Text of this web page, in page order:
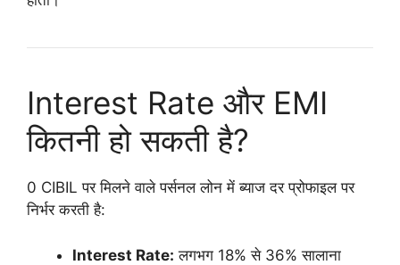
Interest Rate और EMI
कितनी हो सकती है?
0 CIBIL पर मिलने वाले पर्सनल लोन में ब्याज दर प्रोफाइल पर
निर्भर करती है:
Interest Rate: लगभग 18% से 36% सालाना